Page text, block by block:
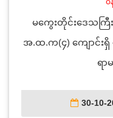
ဝ
မကွေးတိုင်းဒေသကြီ
အ.ထ.က(၄) ကျောင်းရှိ
ရာ
30-10-